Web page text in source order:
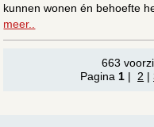
kunnen wonen én behoefte
meer..
663
Pagina 1 | 2 |